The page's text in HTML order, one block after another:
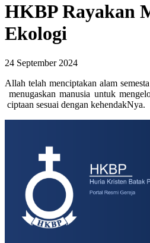
HKBP Rayakan
Ekologi
24 September 2024
Allah telah menciptakan alam
menugaskan manusia untuk
ciptaan sesuai dengan kehendakNya.